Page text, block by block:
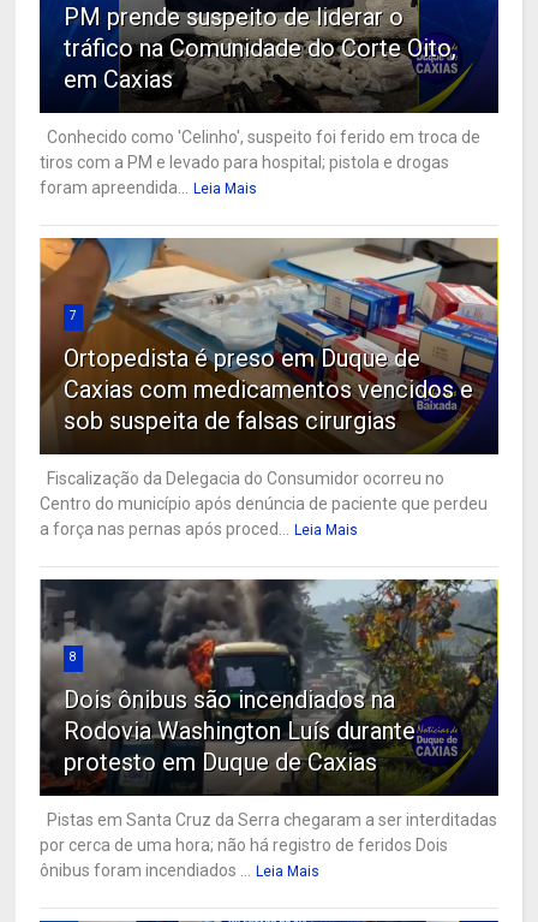
PM prende suspeito de liderar o
tráfico na Comunidade do Corte Oito,
em Caxias
Conhecido como 'Celinho', suspeito foi ferido em troca de
tiros com a PM e levado para hospital; pistola e drogas
foram apreendida...
Leia Mais
7
Ortopedista é preso em Duque de
Caxias com medicamentos vencidos e
sob suspeita de falsas cirurgias
Fiscalização da Delegacia do Consumidor ocorreu no
Centro do município após denúncia de paciente que perdeu
a força nas pernas após proced...
Leia Mais
8
Dois ônibus são incendiados na
Rodovia Washington Luís durante
protesto em Duque de Caxias
Pistas em Santa Cruz da Serra chegaram a ser interditadas
por cerca de uma hora; não há registro de feridos Dois
ônibus foram incendiados ...
Leia Mais